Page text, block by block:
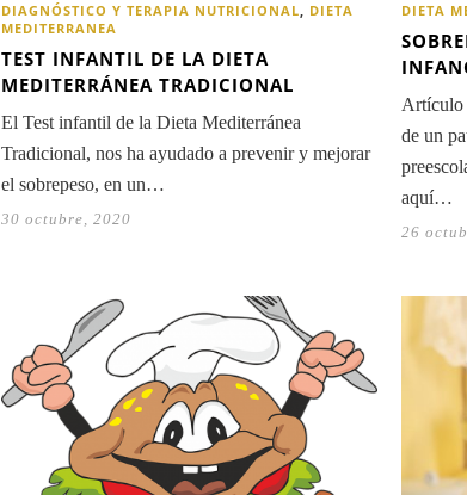
DIAGNÓSTICO Y TERAPIA NUTRICIONAL, DIETA
MEDITERRANEA
TEST INFANTIL DE LA DIETA
MEDITERRÁNEA TRADICIONAL
El Test infantil de la Dieta Mediterránea
Tradicional, nos ha ayudado a prevenir y mejorar
el sobrepeso, en un…
30 octubre, 2020
DIETA
Artículo
de un
aquí…
26